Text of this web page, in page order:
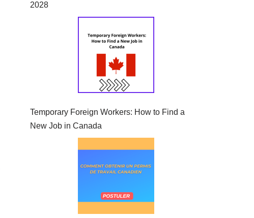
2028
Temporary Foreign Workers: How to Find a
New Job in Canada